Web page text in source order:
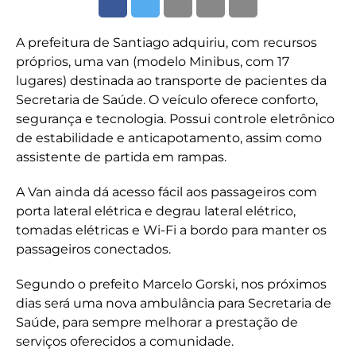
A prefeitura de Santiago adquiriu, com recursos
próprios, uma van (modelo Minibus, com 17
lugares) destinada ao transporte de pacientes da
Secretaria de Saúde. O veículo oferece conforto,
segurança e tecnologia. Possui controle eletrônico
de estabilidade e anticapotamento, assim como
assistente de partida em rampas.
A Van ainda dá acesso fácil aos passageiros com
porta lateral elétrica e degrau lateral elétrico,
tomadas elétricas e Wi-Fi a bordo para manter os
passageiros conectados.
Segundo o prefeito Marcelo Gorski, nos próximos
dias será uma nova ambulância para Secretaria de
Saúde, para sempre melhorar a prestação de
serviços oferecidos a comunidade.